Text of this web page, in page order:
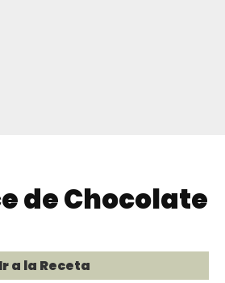
de Chocolate
Ir a la Receta